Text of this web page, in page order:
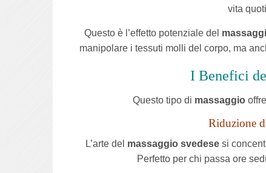
vita
Questo è l’effetto potenziale del
manipolare i tessuti molli del corpo, ma
I Benefici
Questo tipo di massaggio
Riduzione
L’arte del massaggio svedesesi
Perfetto per chi passa ore